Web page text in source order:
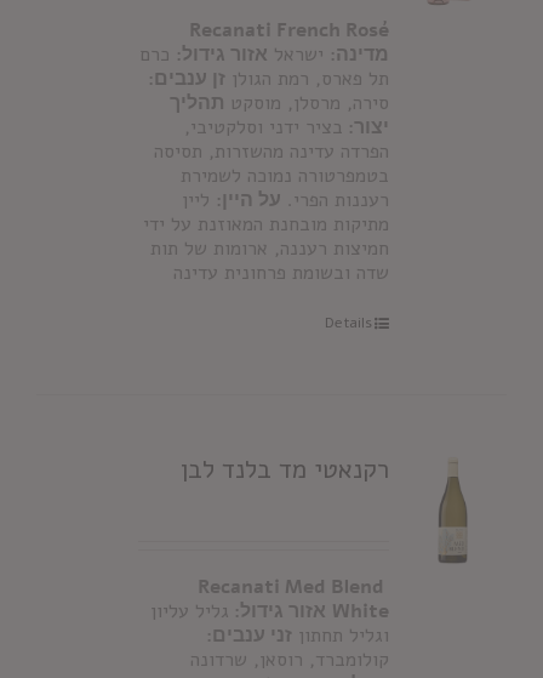
Recanati French Rosé
מדינה: ישראל אזור גידול: כרם
תל פארס, רמת הגולן זן ענבים:
סירה, מרסלן, מוסקט תהליך
יצור: בציר ידני וסלקטיבי,
הפרדה עדינה מהשזרות, תסיסה
בטמפרטורה נמוכה לשמירת
רעננות הפרי. על היין: ליין
מתיקות מובחנת המאוזנת על ידי
חמיצות רעננה, ארומות של תות
שדה ובשומת פרחונית עדינה
Details
רקנאטי מד בלנד לבן
Recanati Med Blend
White אזור גידול: גליל עליון
וגליל תחתון זני ענבים:
קולומברד, רוסאן, שרדונה